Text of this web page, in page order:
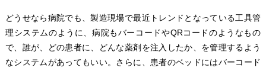
どうせなら病院でも、製造現場で最近トレンドとなっている工具管
理システムのように、病院もバーコードやQRコードのようなもの
で、誰が、どの患者に、どんな薬剤を注入したか、を管理するよう
なシステムがあってもいい。さらに、患者のベッドにはバーコード